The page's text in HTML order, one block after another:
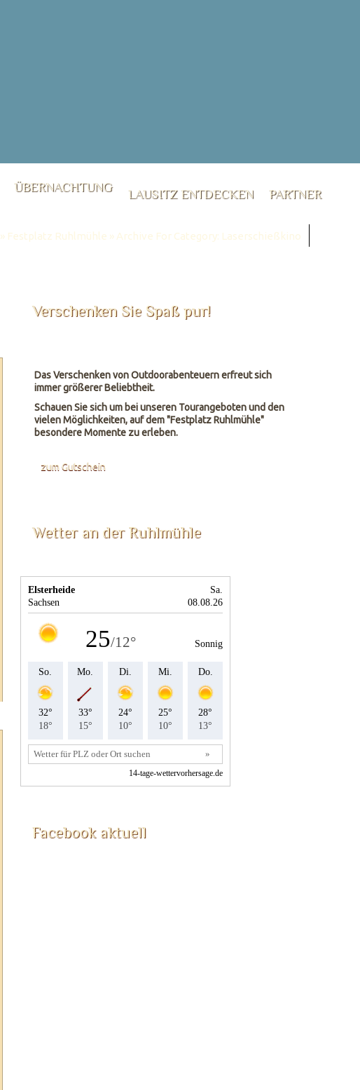
ÜBERNACHTUNG LAUSITZ ENTDECKEN PARTNER
» Festplatz Ruhlmühle » Archive For Category: Laserschießkino
Verschenken Sie Spaß pur!
Das Verschenken von Outdoorabenteuern erfreut sich
immer größerer Beliebtheit.
Schauen Sie sich um bei unseren Tourangeboten und den
vielen Möglichkeiten, auf dem "Festplatz Ruhlmühle"
besondere Momente zu erleben.
zum Gutschein
Wetter an der Ruhlmühle
Facebook aktuell